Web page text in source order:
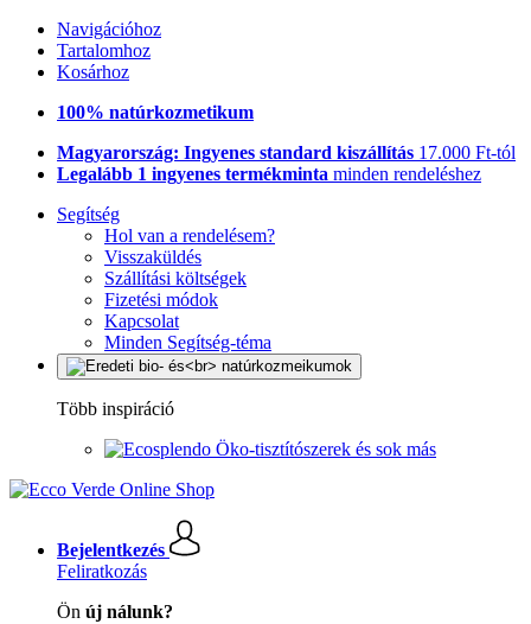
Navigációhoz
Tartalomhoz
Kosárhoz
100% natúrkozmetikum
Magyarország: Ingyenes standard kiszállítás 17.000 Ft-tól
Legalább 1 ingyenes termékminta minden rendeléshez
Segítség
Hol van a rendelésem?
Visszaküldés
Szállítási költségek
Fizetési módok
Kapcsolat
Minden Segítség-téma
Több inspiráció
Öko-tisztítószerek és sok más
Bejelentkezés
Feliratkozás
Ön új nálunk?